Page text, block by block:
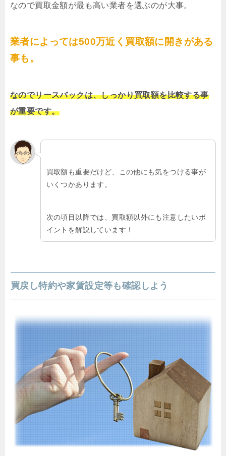
なので買取金額が最も高い業者を選ぶのが大事。
業者によっては500万近く買取額に開きがある
事も。
なのでリースバックは、しっかり買取額を比較する事
が重要です。
買取額も重要だけど、この他にも気をつける事が
いくつかあります。
次の項目以降では、買取額以外にも注意したいポ
イントを解説しています！
買戻し特約や家賃設定等も確認しよう